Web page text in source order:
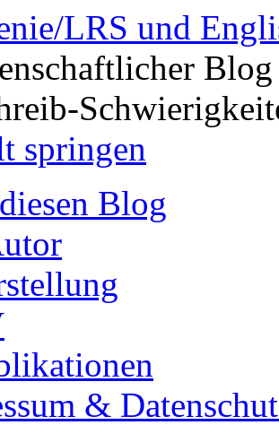
LRS und
springen
Blog
&